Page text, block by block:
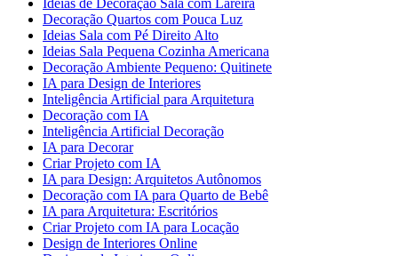
Ideias de Decoração Sala com Lareira
Decoração Quartos com Pouca Luz
Ideias Sala com Pé Direito Alto
Ideias Sala Pequena Cozinha Americana
Decoração Ambiente Pequeno: Quitinete
IA para Design de Interiores
Inteligência Artificial para Arquitetura
Decoração com IA
Inteligência Artificial Decoração
IA para Decorar
Criar Projeto com IA
IA para Design: Arquitetos Autônomos
Decoração com IA para Quarto de Bebê
IA para Arquitetura: Escritórios
Criar Projeto com IA para Locação
Design de Interiores Online